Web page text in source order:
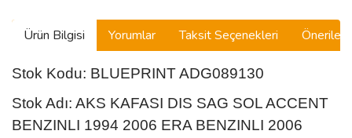
Ürün Bilgisi Yorumlar Taksit Seçenekleri
Stok Kodu: BLUEPRINT ADG089130
Stok Adı: AKS KAFASI DIS SAG SOL ACCENT
BENZINLI 1994 2006 ERA BENZINLI 2006